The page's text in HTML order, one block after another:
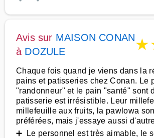
Avis sur MAISON CONAN
à DOZULE ★
Chaque fois quand je viens dans la
pains et patisseries chez Conan. Le
"randonneur" et le pain "santé" sont
patisserie est irrésistible. Leur
millefeuille aux fruits, la pawlowa
préférées, mais j'essaye aussi
➕ Le personnel est très aimable, le